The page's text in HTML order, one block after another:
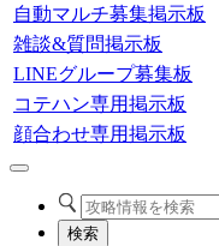
自動マルチ募集掲示板
雑談&質問掲示板
LINEグループ募集板
コテハン専用掲示板
顔合わせ専用掲示板
検索